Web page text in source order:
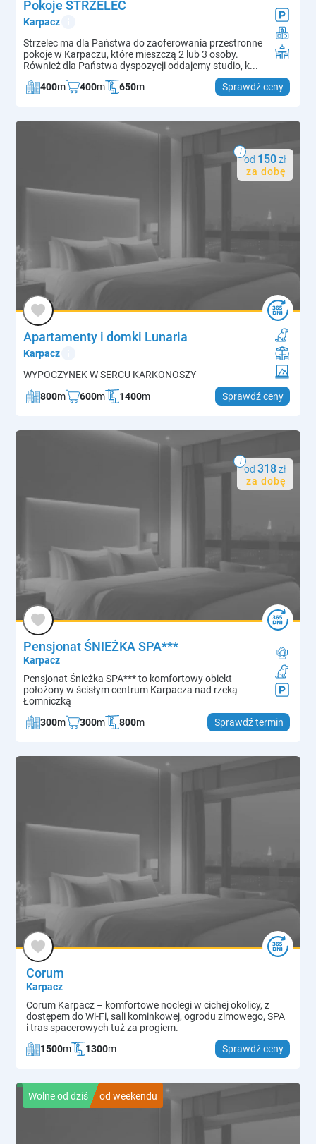
Pokoje STRZELEC
Karpacz
Strzelec ma dla Państwa do zaoferowania przestronne
pokoje w Karpaczu, które mieszczą 2 lub 3 osoby.
Również dla Państwa dyspozycji oddajemy studio, k...
400m 400m 650m Sprawdź ceny
od 150zł
za dobę
i
Apartamenty i domki Lunaria
Karpacz
WYPOCZYNEK W SERCU KARKONOSZY
800m 600m 1400m Sprawdź ceny
od 318zł
za dobę
i
Pensjonat ŚNIEŻKA SPA***
Karpacz
Pensjonat Śnieżka SPA*** to komfortowy obiekt
położony w ścisłym centrum Karpacza nad rzeką
Łomniczką
300m 300m 800m Sprawdź termin
Corum
Karpacz
Corum Karpacz – komfortowe noclegi w cichej okolicy, z
dostępem do Wi-Fi, sali kominkowej, ogrodu zimowego, SPA
i tras spacerowych tuż za progiem.
1500m 1300m Sprawdź ceny
Wolne od dziś od weekendu